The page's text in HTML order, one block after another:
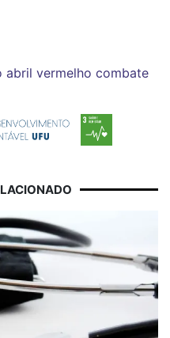
abril vermelho combate